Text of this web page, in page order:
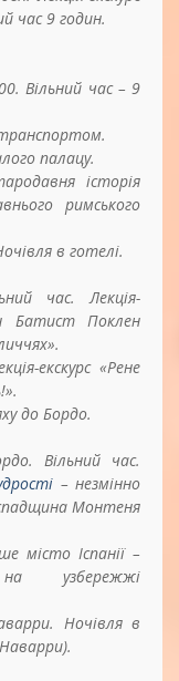
час 9 годин.
Вільний час – 9
палацу.
історія
римського
в готелі.
час. Лекція-
Поклен
екскурс «Рене
до Бордо.
Вільний час.
– незмінно
Монтеня
місто Іспанії –
на узбережжі
Ночівля в